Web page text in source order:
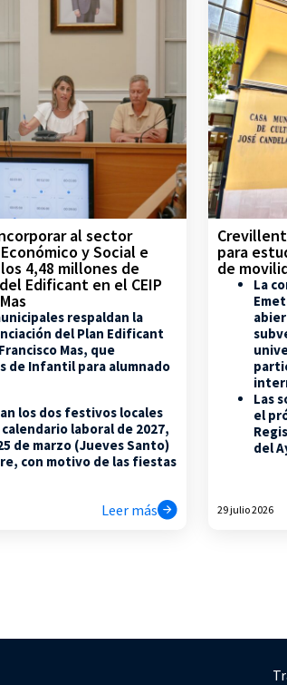
al sector
y Social e
4,48 millones de
Edificant en el CEIP
respaldan la
del Plan Edificant
Mas, que
de Infantil para alumnado
los dos festivos locales
laboral de 2027,
de marzo (Jueves Santo)
con motivo de las fiestas
Leer más
para
de
La
Las
el
del
29 julio 2026